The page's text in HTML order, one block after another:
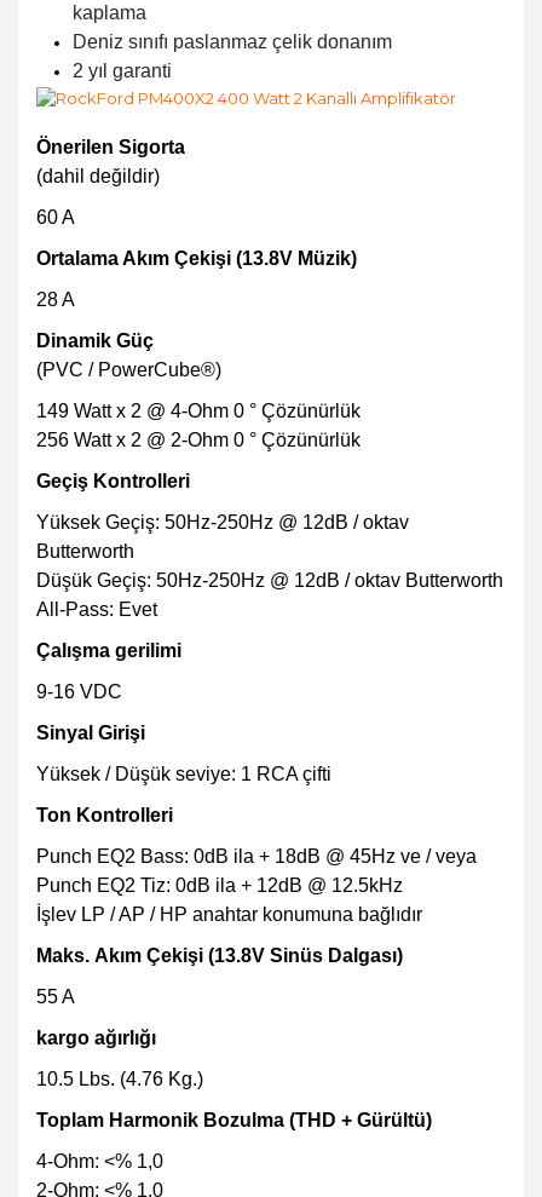
kaplama
Deniz sınıfı paslanmaz çelik donanım
2 yıl garanti
Önerilen Sigorta
(dahil değildir)
60 A
Ortalama Akım Çekişi (13.8V Müzik)
28 A
Dinamik Güç
(PVC / PowerCube®)
149 Watt x 2 @ 4-Ohm 0 ° Çözünürlük
256 Watt x 2 @ 2-Ohm 0 ° Çözünürlük
Geçiş Kontrolleri
Yüksek Geçiş: 50Hz-250Hz @ 12dB / oktav
Butterworth
Düşük Geçiş: 50Hz-250Hz @ 12dB / oktav Butterworth
All-Pass: Evet
Çalışma gerilimi
9-16 VDC
Sinyal Girişi
Yüksek / Düşük seviye: 1 RCA çifti
Ton Kontrolleri
Punch EQ2 Bass: 0dB ila + 18dB @ 45Hz ve / veya
Punch EQ2 Tiz: 0dB ila + 12dB @ 12.5kHz
İşlev LP / AP / HP anahtar konumuna bağlıdır
Maks. Akım Çekişi (13.8V Sinüs Dalgası)
55 A
kargo ağırlığı
10.5 Lbs. (4.76 Kg.)
Toplam Harmonik Bozulma (THD + Gürültü)
4-Ohm: <% 1,0
2-Ohm: <% 1,0